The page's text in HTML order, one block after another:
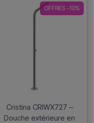
OFFRES -10%
Cristina CRIWX727 –
Douche extérieure en